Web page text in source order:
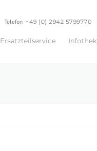
Telefon +49 (0) 2942 5799770
Ersatzteilservice Infothek